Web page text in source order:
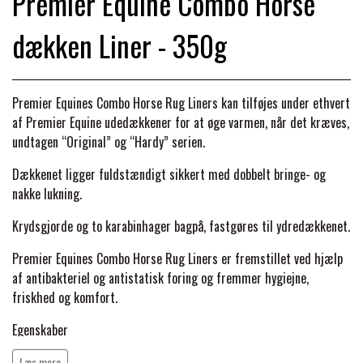
TERAPI PRODUKTER
STRØMPER
HUER & HALSTØRKLÆDER
GAVEARTIKLER VOKSNE
BØRN & JUNIOR
INSEKTBESKYTTELSE
HESTEBOLCHER & TREATS
TILSKUD & VITAMINER
STALD & FOLD
SKO & SMEDEVÆRKTØJ
TRAVDÆKKEN & TILBEHØR
SKO & VÆRKTØJ
VOGNE & TILBEHØR
TRAV KUSK
PREMIER EQUINE LINERS & DÆKKEN
TILBEHØR
PREMIER EQUINE WALKER & RIDEDÆKKEN
PREMIER EQUINE INSEKTBESKYTTELSE
PREMIER EQUINE MAGNET & INFRARØD
TERAPI
PREMIER EQUINE GRIMER & TRÆKTOV
PREMIER EQUINE TRENSE & TILBEHØR
CARR & DAY & MARTIN
CUSTOM
DELTACAST
EMIN
FENWICK LIQUID TITANIUM®
dækken Liner - 350g
Premier Equines Combo Horse Rug Liners kan tilføjes under ethvert
af Premier Equine udedækkener for at øge varmen, når det kræves,
undtagen “Original” og “Hardy” serien.
Dækkenet ligger fuldstændigt sikkert med dobbelt bringe- og
nakke lukning.
Krydsgjorde og to karabinhager bagpå, fastgøres til ydredækkenet.
Premier Equines Combo Horse Rug Liners er fremstillet ved hjælp
af antibakteriel og antistatisk foring og fremmer hygiejne,
friskhed og komfort.
Egenskaber